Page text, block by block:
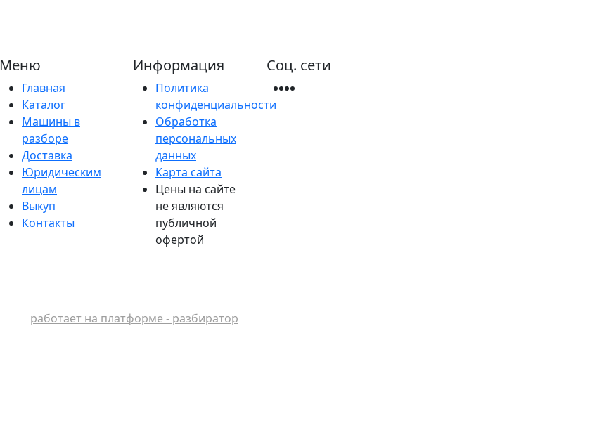
Меню
Главная
Каталог
Машины в
разборе
Доставка
Юридическим
лицам
Выкуп
Контакты
Информация
Политика
конфиденциальности
Обработка
персональных
данных
Карта сайта
Цены на сайте
не являются
публичной
офертой
Соц. сети
работает на платформе - разбиратор